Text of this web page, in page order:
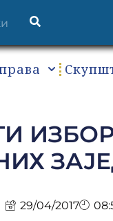
29/04/2017